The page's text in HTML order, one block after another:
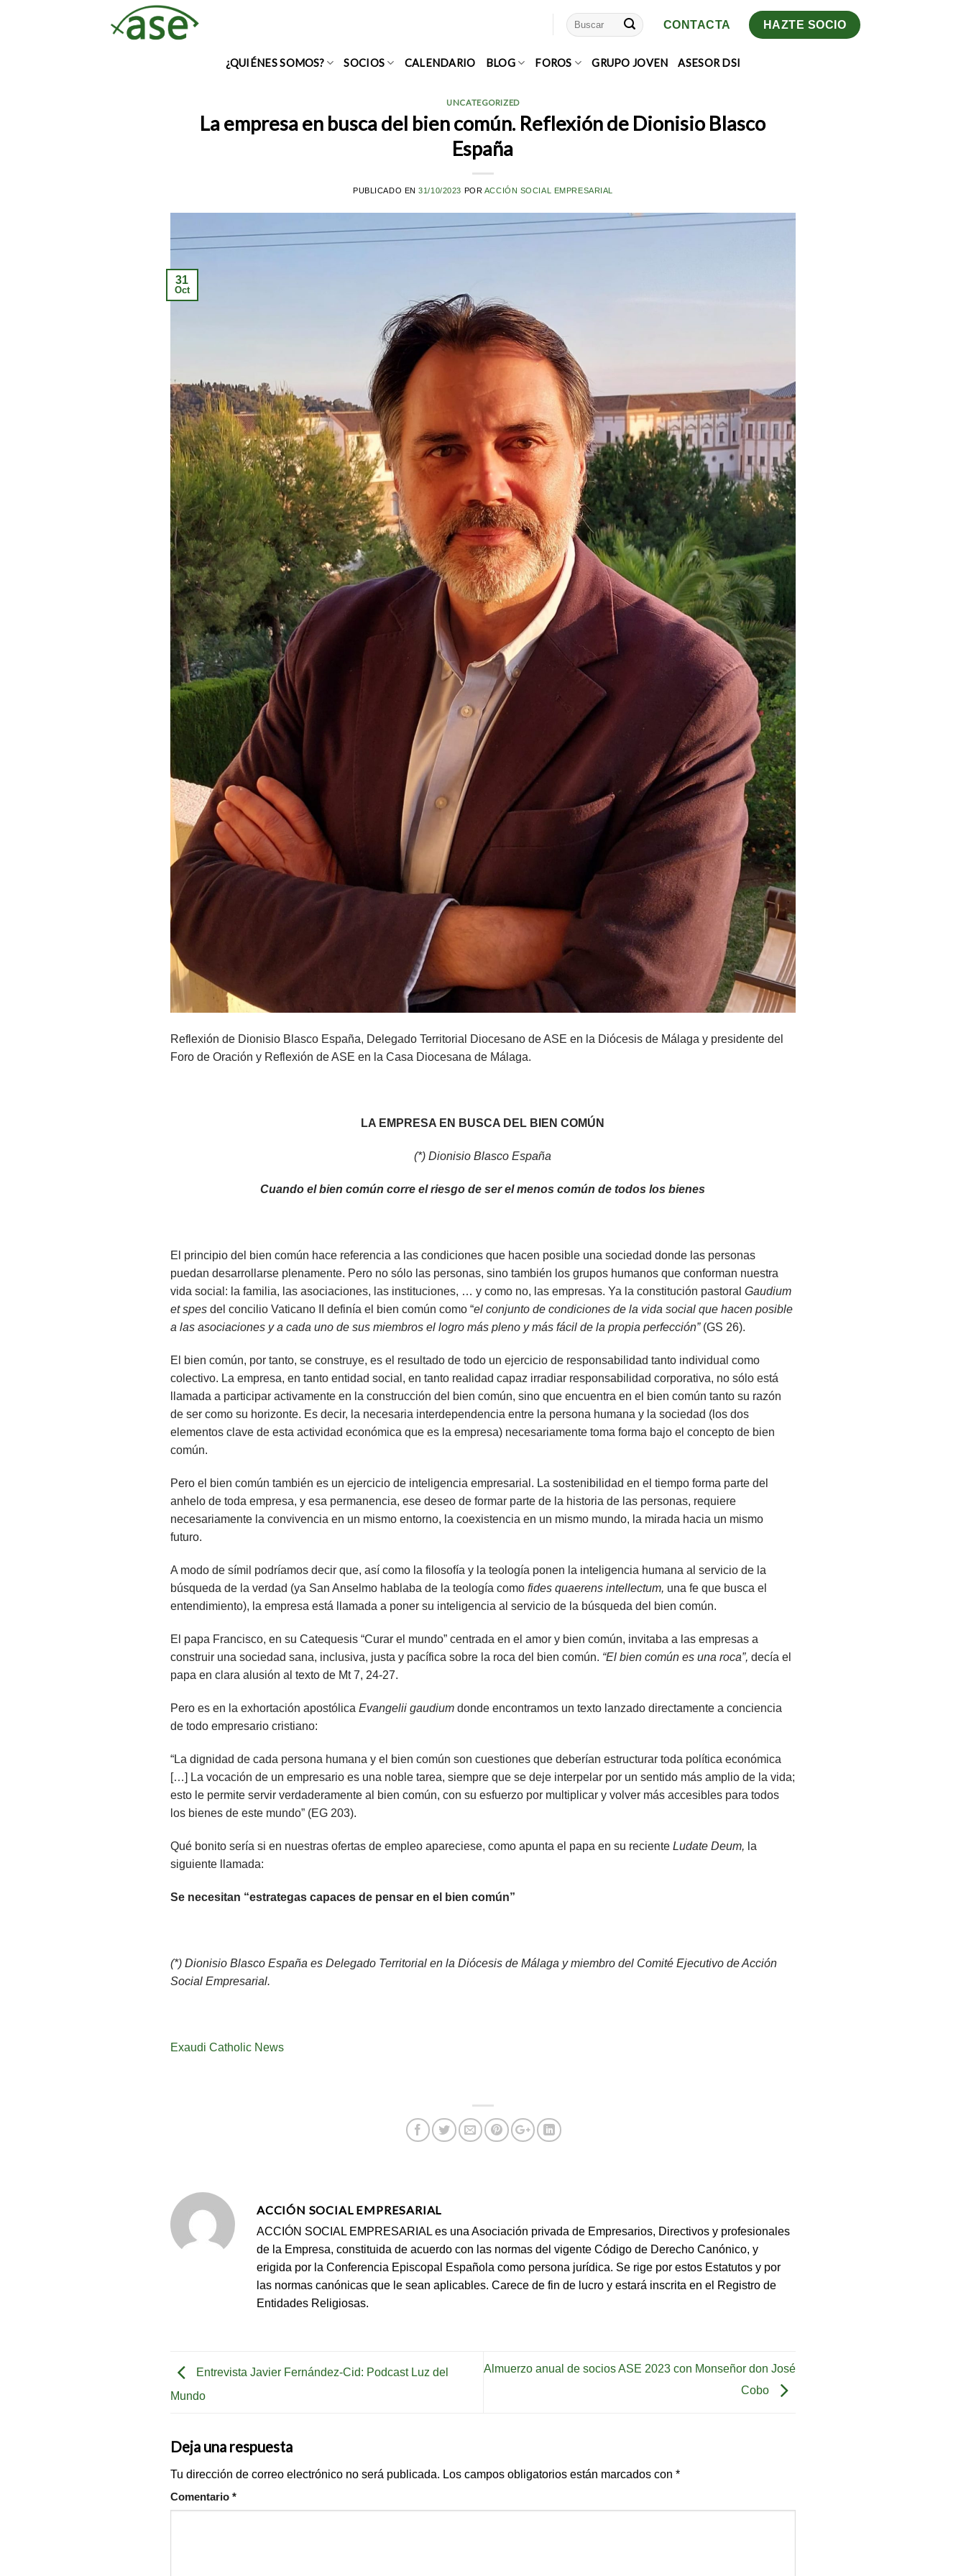
CONTACTA HAZTE SOCIO
¿QUIÉNES SOMOS? SOCIOS CALENDARIO BLOG FOROS GRUPO JOVEN ASESOR DSI
UNCATEGORIZED
La empresa en busca del bien común. Reflexión de Dionisio Blasco
España
PUBLICADO EN31/10/2023 POR ACCIÓN SOCIAL EMPRESARIAL
31
Oct
Reflexión de Dionisio Blasco España, Delegado Territorial Diocesano de ASE en la Diócesis de Málaga y presidente del
Foro de Oración y Reflexión de ASE en la Casa Diocesana de Málaga.
LA EMPRESA EN BUSCA DEL BIEN COMÚN
(*) Dionisio Blasco España
Cuando el bien común corre el riesgo de ser elmenos común de todos los bienes
El principio del bien común hace referencia a las condiciones que hacen posible una sociedad donde las personas
puedan desarrollarse plenamente. Pero no sólo las personas, sino también los grupos humanos que conforman nuestra
vida social: la familia, las asociaciones, las instituciones, … y como no, las empresas. Ya la constitución pastoral Gaudium
et spes del concilio Vaticano II definía el bien común como “el conjunto de condiciones de la vida social que hacen posible
a las asociaciones y a cada uno de sus miembros el logro más pleno y más fácil de la propia perfección” (GS 26).
El bien común, por tanto, se construye, es el resultado de todo un ejercicio de responsabilidad tanto individual como
colectivo. La empresa, en tanto entidad social, en tanto realidad capaz irradiar responsabilidad corporativa, no sólo está
llamada a participar activamente en la construcción del bien común, sino que encuentra en el bien común tanto su razón
de ser como su horizonte. Es decir, la necesaria interdependencia entre la persona humana y la sociedad (los dos
elementos clave de esta actividad económica que es la empresa) necesariamente toma forma bajo el concepto de bien
común.
Pero el bien común también es un ejercicio de inteligencia empresarial. La sostenibilidad en el tiempo forma parte del
anhelo de toda empresa, y esa permanencia, ese deseo de formar parte de la historia de las personas, requiere
necesariamente la convivencia en un mismo entorno, la coexistencia en un mismo mundo, la mirada hacia un mismo
futuro.
A modo de símil podríamos decir que, así como la filosofía y la teología ponen la inteligencia humana al servicio de la
búsqueda de la verdad (ya San Anselmo hablaba de la teología como fides quaerens intellectum, una fe que busca el
entendimiento), la empresa está llamada a poner su inteligencia al servicio de la búsqueda del bien común.
El papa Francisco, en su Catequesis “Curar el mundo” centrada en el amor y bien común, invitaba a las empresas a
construir una sociedad sana, inclusiva, justa y pacífica sobre la roca del bien común. “El bien común es una roca”, decía el
papa en clara alusión al texto de Mt 7, 24-27.
Pero es en la exhortación apostólica Evangelii gaudium donde encontramos un texto lanzado directamente a conciencia
de todo empresario cristiano:
“La dignidad de cada persona humana y el bien común son cuestiones que deberían estructurar toda política económica
[…] La vocación de un empresario es una noble tarea, siempre que se deje interpelar por un sentido más amplio de la vida;
esto le permite servir verdaderamente al bien común, con su esfuerzo por multiplicar y volver más accesibles para todos
los bienes de este mundo” (EG 203).
Qué bonito sería si en nuestras ofertas de empleo apareciese, como apunta el papa en su reciente Ludate Deum, la
siguiente llamada:
Se necesitan “estrategas capaces de pensar en el bien común”
(*) Dionisio Blasco España es Delegado Territorial en la Diócesis de Málaga y miembro del Comité Ejecutivo de Acción
Social Empresarial.
Exaudi Catholic News
ACCIÓN SOCIAL EMPRESARIAL
ACCIÓN SOCIAL EMPRESARIAL es una Asociación privada de Empresarios, Directivos y profesionales
de la Empresa, constituida de acuerdo con las normas del vigente Código de Derecho Canónico, y
erigida por la Conferencia Episcopal Española como persona jurídica. Se rige por estos Estatutos y por
las normas canónicas que le sean aplicables. Carece de fin de lucro y estará inscrita en el Registro de
Entidades Religiosas.
Entrevista Javier Fernández-Cid: Podcast Luz del
Mundo
Almuerzo anual de socios ASE 2023 con Monseñor don José
Cobo
Deja una respuesta
Tu dirección de correo electrónico no será publicada. Los campos obligatorios están marcados con *
Comentario *